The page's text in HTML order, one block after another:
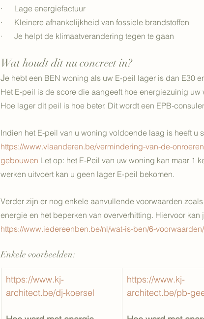
·      Lage energiefactuur
·      Kleinere afhankelijkheid van fossiele brandstoffen
·      Je helpt de klimaatverandering tegen te gaan
Wat houdt dit nu concreet in?
Je hebt een BEN woning als uw E-peil lager is dan E30
Het E-peil is de score die aangeeft hoe energiezuinig uw
Hoe lager dit peil is hoe beter. Dit wordt een EPB-
Indien het E-peil van u woning voldoende laag is heeft u
https://www.vlaanderen.be/vermindering-van-de-
gebouwen Let op: het E-Peil van uw woning kan maar 1
werken uitvoert kan u geen lager E-peil bekomen.
Verder zijn er nog enkele aanvullende voorwaarden
energie en het beperken van oververhitting. Hiervoor kan
https://www.iedereenben.be/nl/wat-is-ben/6-voorwaarden/
Enkele voorbeelden:
https://www.kj-
architect.be/dj-koersel
https://www.kj-
architect.be/pb-